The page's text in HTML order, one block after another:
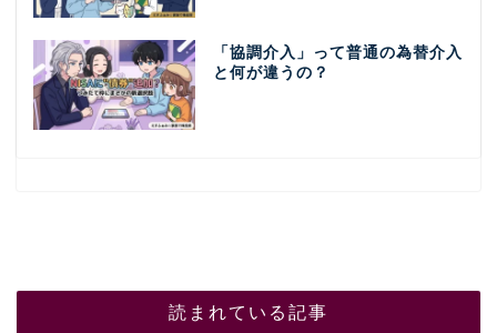
「協調介入」って普通の為替介入
と何が違うの？
読まれている記事